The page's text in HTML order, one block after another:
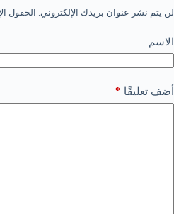
لن يتم نشر عنوان بريدك الإلكتروني. الحقول
الاسم
أضف تعليقًا *